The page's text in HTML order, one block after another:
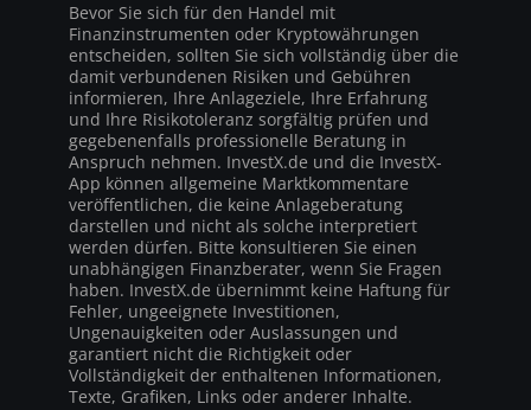
Bevor Sie sich für den Handel mit
Finanzinstrumenten oder Kryptowährungen
entscheiden, sollten Sie sich vollständig über die
damit verbundenen Risiken und Gebühren
informieren, Ihre Anlageziele, Ihre Erfahrung
und Ihre Risikotoleranz sorgfältig prüfen und
gegebenenfalls professionelle Beratung in
Anspruch nehmen. InvestX.de und die InvestX-
App können allgemeine Marktkommentare
veröffentlichen, die keine Anlageberatung
darstellen und nicht als solche interpretiert
werden dürfen. Bitte konsultieren Sie einen
unabhängigen Finanzberater, wenn Sie Fragen
haben. InvestX.de übernimmt keine Haftung für
Fehler, ungeeignete Investitionen,
Ungenauigkeiten oder Auslassungen und
garantiert nicht die Richtigkeit oder
Vollständigkeit der enthaltenen Informationen,
Texte, Grafiken, Links oder anderer Inhalte.